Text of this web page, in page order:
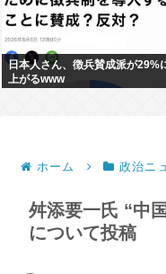
日本人さん、徴兵賛成派が29%
上がるwww
ホーム 政治ニ
舛添要一氏 “中
について投稿